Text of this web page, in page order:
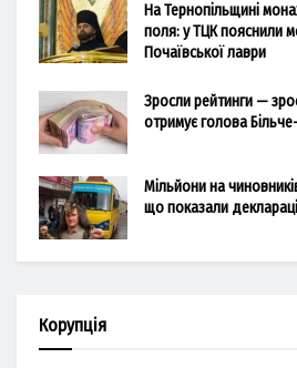
На Тернопільщині
поля: у ТЦК пояснили
Почаївської лаври
Зросли рейтинги —
отримує голова
Мільйони на
що показали
Корупція